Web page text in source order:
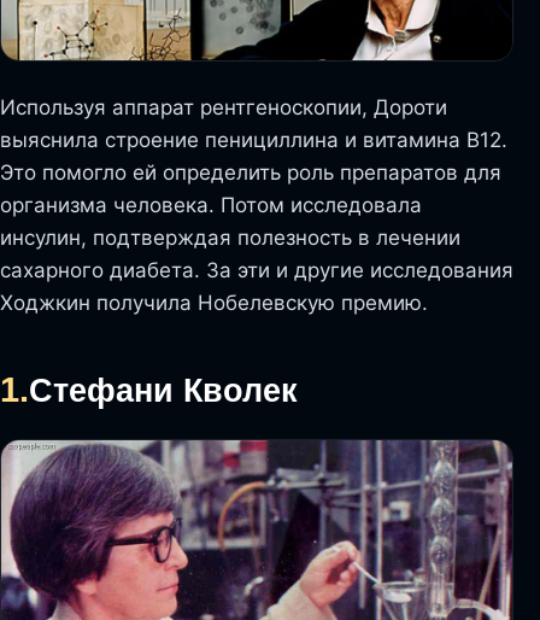
Используя аппарат рентгеноскопии, Дороти
выяснила строение пенициллина и витамина В12.
Это помогло ей определить роль препаратов для
организма человека. Потом исследовала
инсулин, подтверждая полезность в лечении
сахарного диабета. За эти и другие исследования
Ходжкин получила Нобелевскую премию.
1.Стефани Кволек